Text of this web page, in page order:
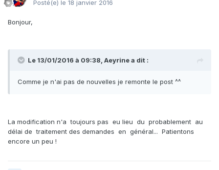
Posté(e) le 18 janvier 2016
Bonjour,
Le 13/01/2016 à 09:38, Aeyrine a dit :
Comme je n'ai pas de nouvelles je remonte le post ^^
La modification n'a toujours pas eu lieu du probablement au
délai de traitement des demandes en général... Patientons
encore un peu !